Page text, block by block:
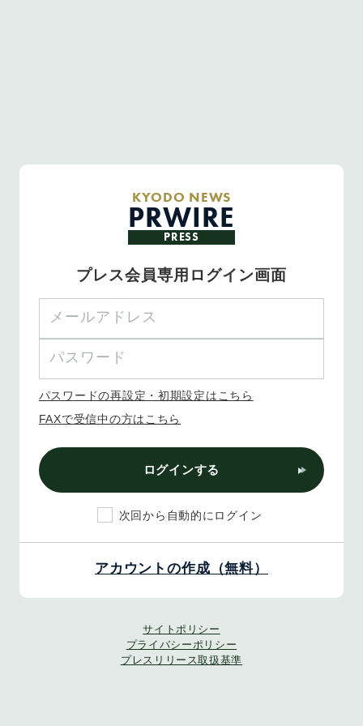
KYODO NEWS
PRWIRE
PRESS
プレス会員専用ログイン画面
パスワードの再設定・初期設定はこちら
FAXで受信中の方はこちら
ログインする
次回から自動的にログイン
アカウントの作成（無料）
サイトポリシー
プライバシーポリシー
プレスリリース取扱基準